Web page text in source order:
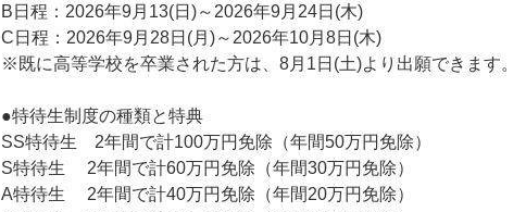
B日程：2026年9月13(日)～2026年9月24日(木)
C日程：2026年9月28日(月)～2026年10月8日(木)
※既に高等学校を卒業された方は、8月1日(土)より出願できます。
●特待生制度の種類と特典
SS特待生 2年間で計100万円免除（年間50万円免除）
S特待生 2年間で計60万円免除（年間30万円免除）
A特待生 2年間で計40万円免除（年間20万円免除）